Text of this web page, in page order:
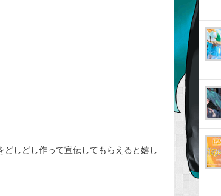
しどし作って宣伝してもらえると嬉し